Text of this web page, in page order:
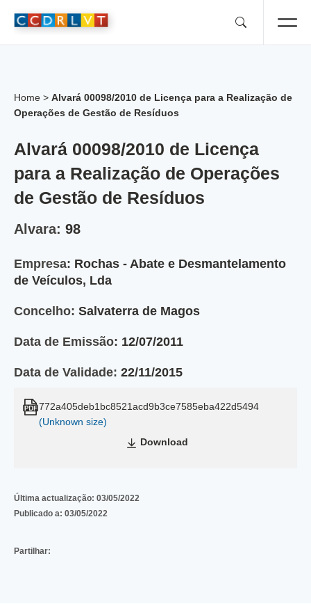
Home > Alvará 00098/2010 de Licença para a Realização de
Operações de Gestão de Resíduos
Alvará 00098/2010 de Licença
para a Realização de Operações
de Gestão de Resíduos
Alvara: 98
Empresa: Rochas - Abate e Desmantelamento
de Veículos, Lda
Concelho: Salvaterra de Magos
Data de Emissão: 12/07/2011
Data de Validade: 22/11/2015
772a405deb1bc8521acd9b3ce7585eba422d5494
(Unknown size)
Download
Última actualização: 03/05/2022
Publicado a: 03/05/2022
Partilhar: